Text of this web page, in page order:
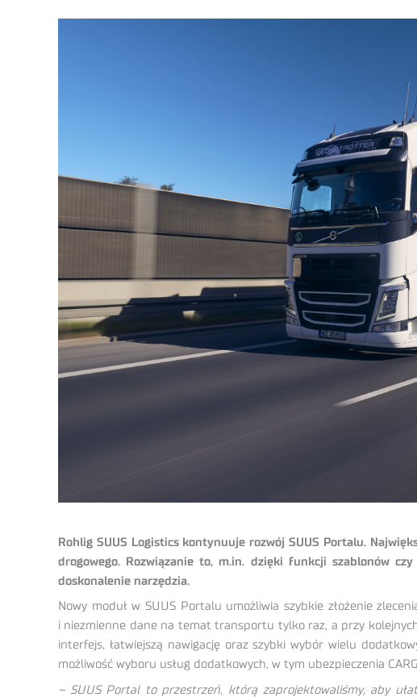
Rohlig SUUS Logistics kontynuuje rozwój SUUS Portalu.
drogowego. Rozwiązanie to, m.in. dzięki funkcji szablonów
doskonalenie narzędzia.
Nowy moduł w SUUS Portalu umożliwia szybkie złożenie
i niezmienne dane na temat transportu tylko raz, a przy
interfejs, łatwiejszą nawigację oraz szybki wybór wielu
możliwość wyboru usług dodatkowych, w tym ubezpieczenia
– SUUS Portal to przestrzeń, którą zaprojektowaliśmy, aby